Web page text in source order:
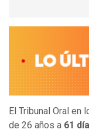
El Tribunal Oral en
de 26 años a 61